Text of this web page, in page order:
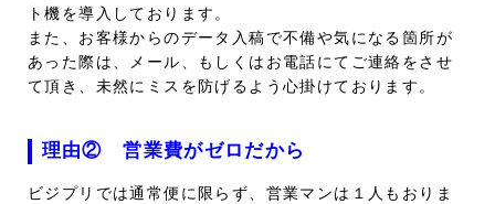
ト機を導入しております。
また、お客様からのデータ入稿で不備や気になる箇所が
あった際は、メール、もしくはお電話にてご連絡をさせ
て頂き、未然にミスを防げるよう心掛けております。
理由② 営業費がゼロだから
ビジプリでは通常便に限らず、営業マンは１人もおりま